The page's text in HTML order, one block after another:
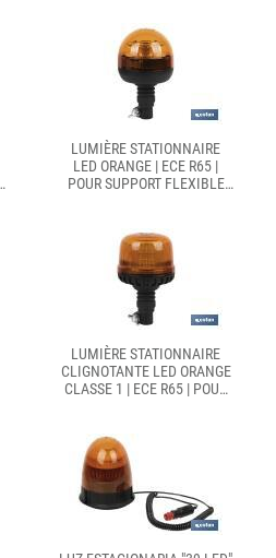
LUMIÈRE STATIONNAIRE
LED ORANGE | ECE R65 |
POUR SUPPORT FLEXIBLE
LUMIÈRE STATIONNAIRE
CLIGNOTANTE LED ORANGE
CLASSE 1 | ECE R65 | POUR